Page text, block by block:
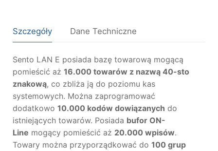
Szczegóły Dane Techniczne
Sento LAN E posiada bazę towarową mogącą
pomieścić aż 16.000 towarów z nazwą 40-sto
znakową, co zbliża ją do poziomu kas
systemowych. Można zaprogramować
dodatkowo 10.000 kodów dowiązanych do
istniejących towarów. Posiada bufor ON-
Line mogący pomieścić aż 20.000 wpisów.
Towary można przyporządkować do 100 grup